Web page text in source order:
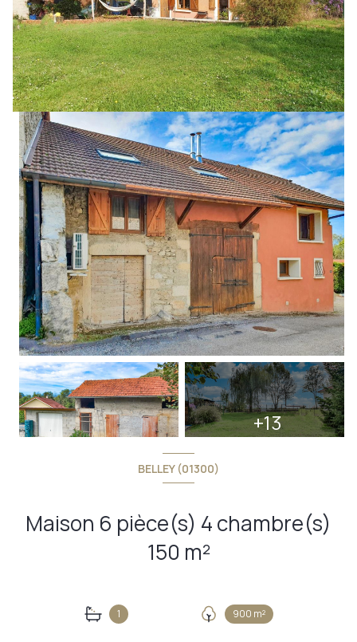
+13
BELLEY (01300)
Maison 6 pièce(s) 4 chambre(s)
150 m²
1 900 m²